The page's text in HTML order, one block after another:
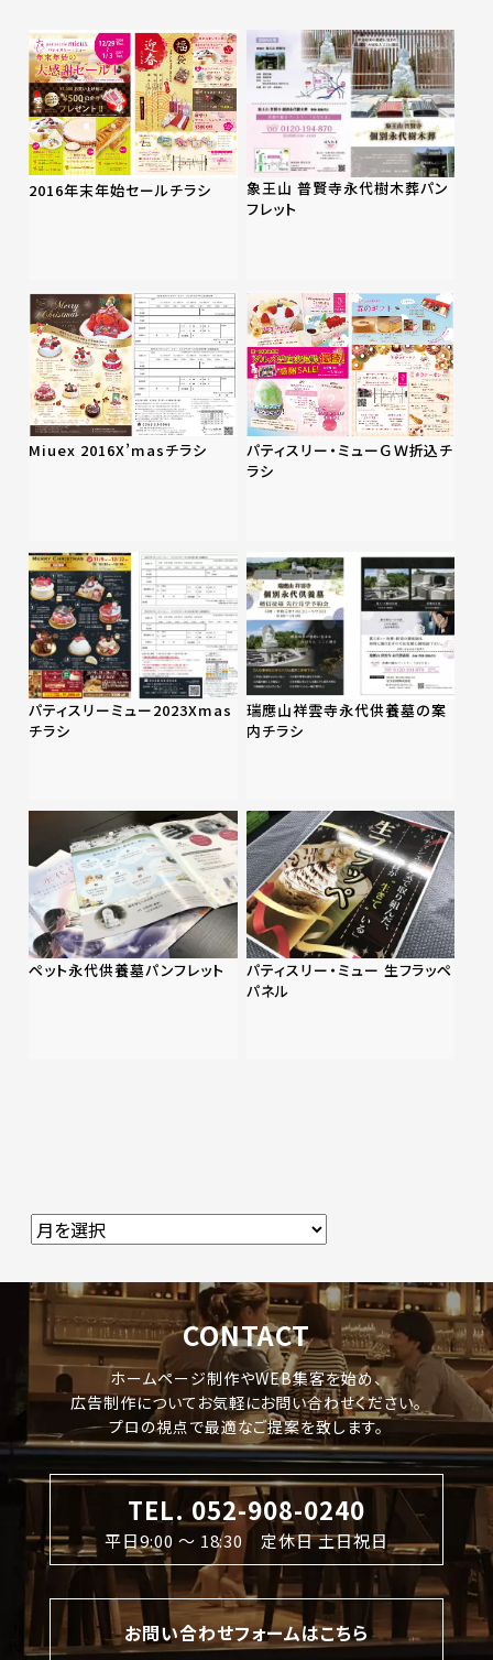
2016年末年始セールチラシ
象王山 普賢寺永代樹木葬パン
フレット
Miuex 2016X’masチラシ
パティスリー・ミューＧＷ折込チ
ラシ
パティスリーミュー2023Xmas
チラシ
瑞應山祥雲寺永代供養墓の案
内チラシ
ペット永代供養墓パンフレット
パティスリー・ミュー 生フラッペ
パネル
CONTACT
ホームページ制作やWEB集客を始め、
広告制作についてお気軽にお問い合わせください。
プロの視点で最適なご提案を致します。
TEL. 052-908-0240
平日9:00 〜 18:30 定休日 土日祝日
お問い合わせフォームはこちら